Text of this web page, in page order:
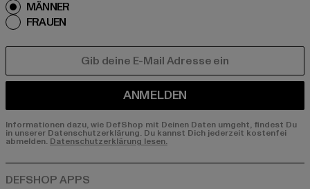
MÄNNER
FRAUEN
ANMELDEN
Informationen dazu, wie DefShop mit Deinen Daten umgeht, findest Du
in unserer Datenschutzerklärung. Du kannst Dich jederzeit kostenfei
abmelden. Datenschutzerklärung lesen.